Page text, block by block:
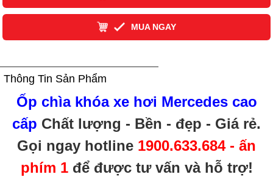
MUA NGAY
Thông Tin Sản Phẩm
Ốp chìa khóa xe hơi Mercedes cao
cấp Chất lượng - Bền - đẹp - Giá rẻ.
Gọi ngay hotline 1900.633.684 - ấn
phím 1để được tư vấn và hỗ trợ!